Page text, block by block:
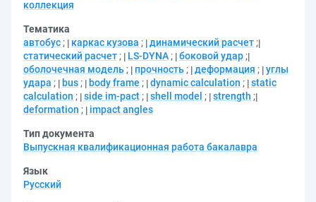
коллекция
Тематика
автобус ; каркас кузова ; динамический расчет ;
статический расчет ; LS-DYNA ; боковой удар ;
оболочечная модель ; прочность ; деформация ; углы
удара ; bus ; body frame ; dynamic calculation ; static
calculation ; side im-pact ; shell model ; strength ;
deformation ; impact angles
Тип документа
Выпускная квалификационная работа бакалавра
Язык
Русский